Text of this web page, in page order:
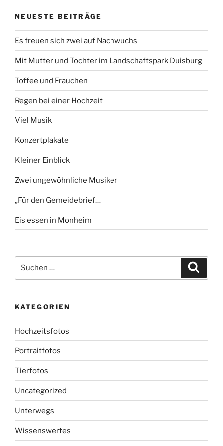
NEUESTE BEITRÄGE
Es freuen sich zwei auf Nachwuchs
Mit Mutter und Tochter im Landschaftspark Duisburg
Toffee und Frauchen
Regen bei einer Hochzeit
Viel Musik
Konzertplakate
Kleiner Einblick
Zwei ungewöhnliche Musiker
„Für den Gemeidebrief…
Eis essen in Monheim
nach:
KATEGORIEN
Hochzeitsfotos
Portraitfotos
Tierfotos
Uncategorized
Unterwegs
Wissenswertes